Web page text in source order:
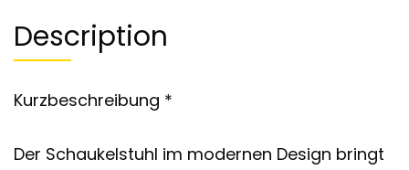
Description
Kurzbeschreibung *
Der Schaukelstuhl im modernen Design bringt